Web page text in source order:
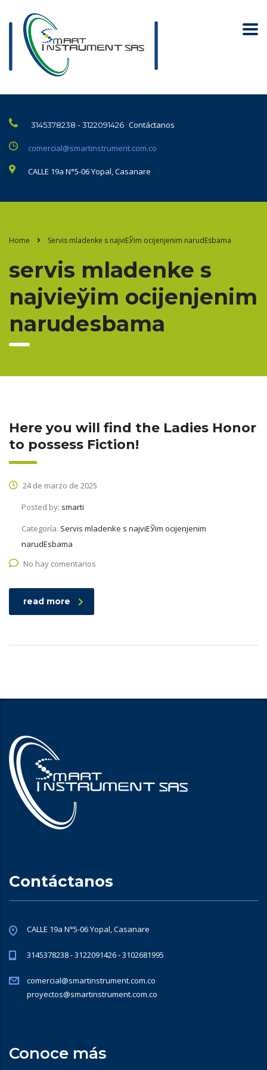
3145378238 - 3122091426 Contáctanos
comercial@smartinstrument.com.co
CALLE 19a N°5-06 Yopal, Casanare
Home Servis mladenke s najviЕЎim ocijenjenim narudЕѕbama
servis mladenke s
najviеўim ocijenjenim
narudеѕbama
Here you will find the Ladies Honor
to possess Fiction!
24 de marzo de 2025
Posted by: smarti
Categoría: Servis mladenke s najviЕЎim ocijenjenim
narudЕѕbama
No hay comentarios
read more
Contáctanos
CALLE 19a N°5-06 Yopal, Casanare
3145378238 - 3122091426 - 3102681995
comercial@smartinstrument.com.co
proyectos@smartinstrument.com.co
Conoce más